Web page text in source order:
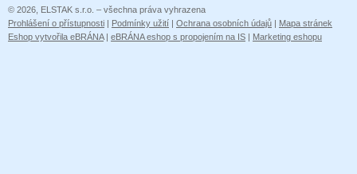
© 2026, ELSTAK s.r.o. – všechna práva vyhrazena
Prohlášení o přístupnosti | Podmínky užití | Ochrana osobních údajů | Mapa stránek
Eshop vytvořila eBRÁNA| eBRÁNA eshop s propojením na IS | Marketing eshopu